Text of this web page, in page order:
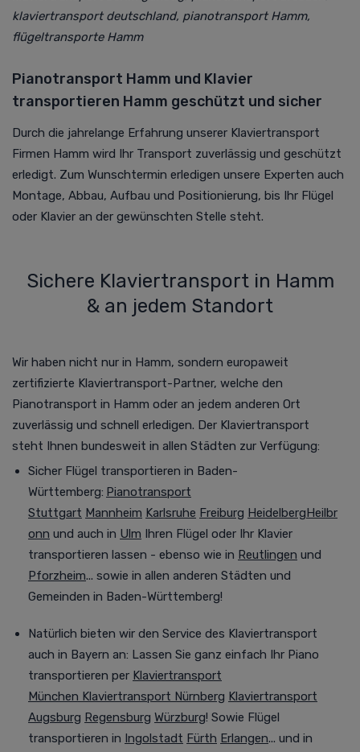
klaviertransport deutschland, pianotransport Hamm,
flügeltransporte Hamm
Pianotransport Hamm und Klavier
transportieren Hamm geschützt und sicher
Durch die jahrelange Erfahrung unserer Klaviertransport
Firmen Hamm wird Ihr Transport zuverlässig und geschützt
erledigt. Zum Wunschtermin erledigen unsere Experten auch
Montage, Abbau, Aufbau und Positionierung, bis Ihr Flügel
oder Klavier an der gewünschten Stelle steht.
Sichere Klaviertransport in Hamm
& an jedem Standort
Wir haben nicht nur in Hamm, sondern europaweit
zertifizierte Klaviertransport-Partner, welche den
Pianotransport in Hamm oder an jedem anderen Ort
zuverlässig und schnell erledigen. Der Klaviertransport
steht Ihnen bundesweit in allen Städten zur Verfügung:
Sicher Flügel transportieren in Baden-
Württemberg: Pianotransport
Stuttgart Mannheim Karlsruhe Freiburg HeidelbergHeilbr
onn und auch in Ulm Ihren Flügel oder Ihr Klavier
transportieren lassen - ebenso wie in Reutlingen und
Pforzheim... sowie in allen anderen Städten und
Gemeinden in Baden-Württemberg!
Natürlich bieten wir den Service des Klaviertransport
auch in Bayern an: Lassen Sie ganz einfach Ihr Piano
transportieren per Klaviertransport
München Klaviertransport Nürnberg Klaviertransport
Augsburg Regensburg Würzburg! Sowie Flügel
transportieren in Ingolstadt Fürth Erlangen... und in